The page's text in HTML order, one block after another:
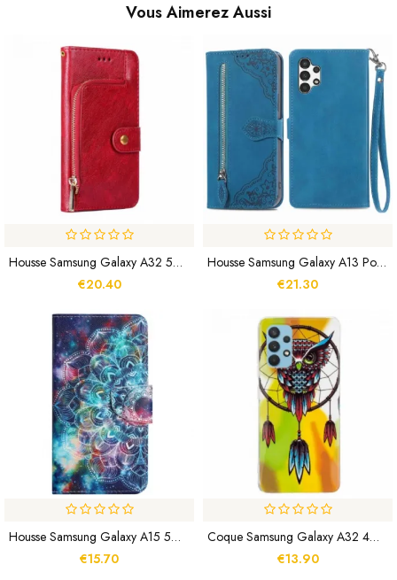
Vous Aimerez Aussi
Housse Samsung Galaxy A32 5G Porte-Monnaie Zippé
€20.40
Housse Samsung Galaxy A13 Porte-Cartes Optimisés
€21.30
Housse Samsung Galaxy A15 5G Ciel Étoilé Et Mandala À Lanière
€15.70
Coque Samsung Galaxy A32 4G Attrape Rêves Fluorescente
€13.90